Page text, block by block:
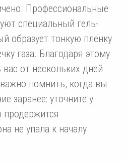
Профессиональные
специальный гель-
образует тонкую плёнку
газа. Благодаря этому
от нескольких дней
помнить, когда вы
заранее: уточните у
продержится
не упала к началу